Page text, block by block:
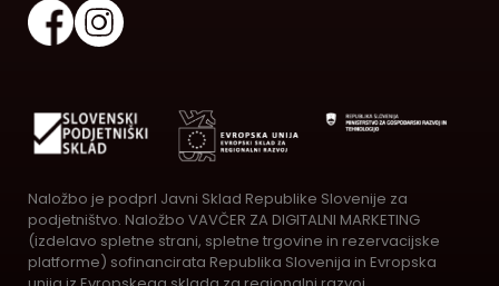
Naložbo je podprl Javni Sklad Republike Slovenije za
podjetništvo. Naložbo VAVČER ZA DIGITALNI MARKETING
(izdelavo spletne strani, spletne trgovine in rezervacijske
platforme) sofinancirata Republika Slovenija in Evropska